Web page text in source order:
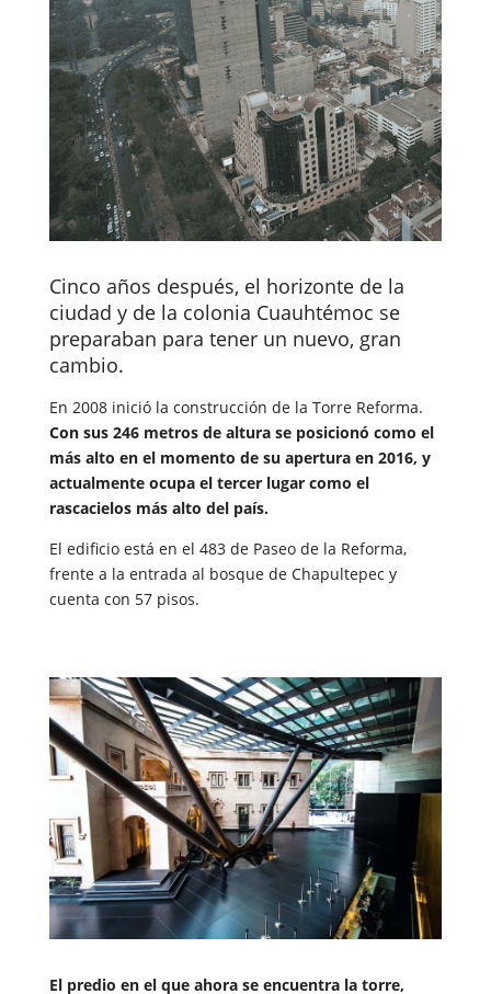
Cinco años después, el horizonte de la
ciudad y de la colonia Cuauhtémoc se
preparaban para tener un nuevo, gran
cambio.
En 2008 inició la construcción de la Torre Reforma.
Con sus 246 metros de altura se posicionó como el
más alto en el momento de su apertura en 2016, y
actualmente ocupa el tercer lugar como el
rascacielos más alto del país.
El edificio está en el 483 de Paseo de la Reforma,
frente a la entrada al bosque de Chapultepec y
cuenta con 57 pisos.
El predio en el que ahora se encuentra la torre,